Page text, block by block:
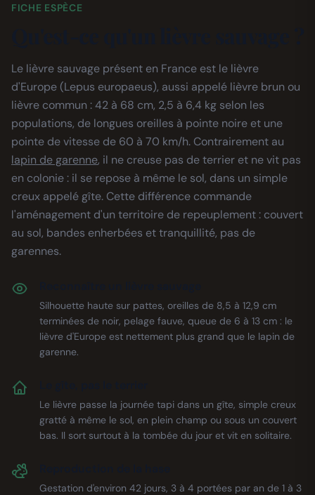
FICHE ESPÈCE
Le lièvre sauvage présent en France est le lièvre
d'Europe (Lepus europaeus), aussi appelé lièvre brun ou
lièvre commun : 42 à 68 cm, 2,5 à 6,4 kg selon les
populations, de longues oreilles à pointe noire et une
pointe de vitesse de 60 à 70 km/h. Contrairement au
lapin de garenne, il ne creuse pas de terrier et ne vit pas
en colonie : il se repose à même le sol, dans un simple
creux appelé gîte. Cette différence commande
l'aménagement d'un territoire de repeuplement : couvert
au sol, bandes enherbées et tranquillité, pas de
garennes.
Silhouette haute sur pattes, oreilles de 8,5 à 12,9 cm
terminées de noir, pelage fauve, queue de 6 à 13 cm : le
lièvre d'Europe est nettement plus grand que le lapin de
garenne.
Le lièvre passe la journée tapi dans un gîte, simple creux
gratté à même le sol, en plein champ ou sous un couvert
bas. Il sort surtout à la tombée du jour et vit en solitaire.
Gestation d'environ 42 jours, 3 à 4 portées par an de 1 à 3